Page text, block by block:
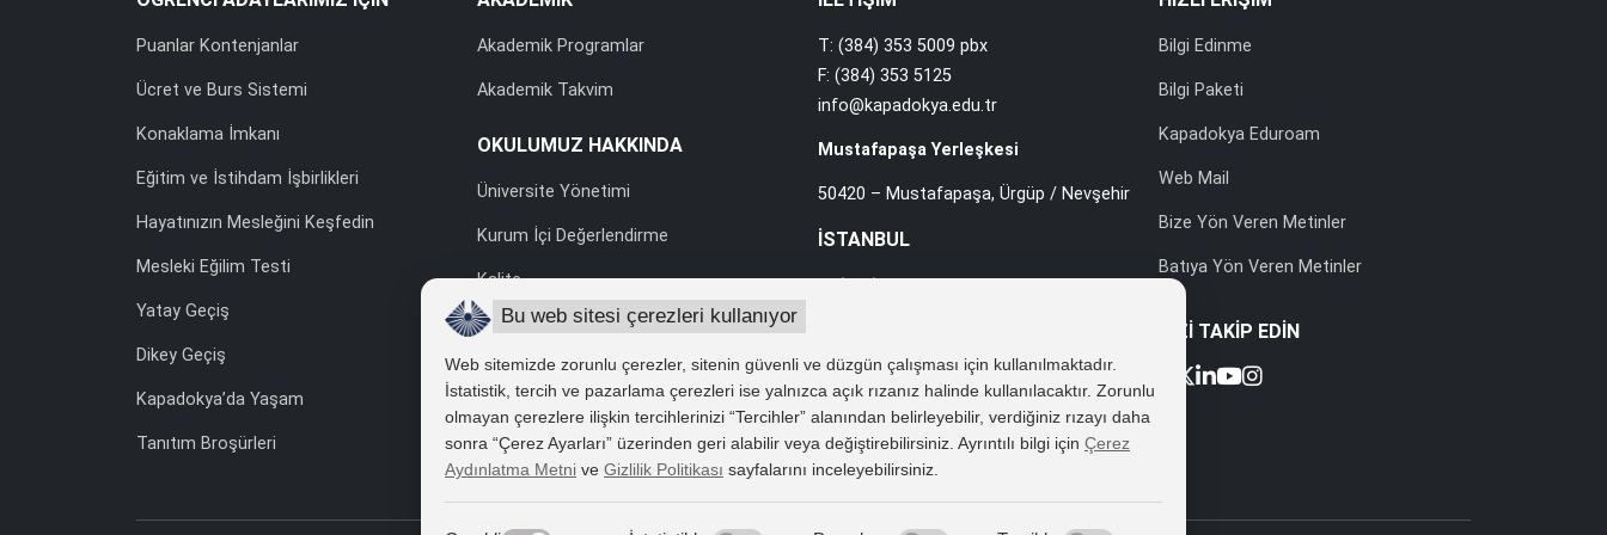
Puanlar Kontenjanlar
Ücret ve Burs Sistemi
Konaklama İmkanı
Eğitim ve İstihdam İşbirlikleri
Hayatınızın Mesleğini Keşfedin
Mesleki Eğilim Testi
Yatay Geçiş
Dikey Geçiş
Kapadokya’da Yaşam
Tanıtım Broşürleri
Akademik Programlar
Akademik Takvim
OKULUMUZ HAKKINDA
Üniversite Yönetimi
Kurum İçi Değerlendirme
Kalite
Uluslararası İlişkiler
Yönetmelik ve Yönergeler
Kişisel Verilerin Korunması
İhale ve Duyurular
T: (384) 353 5009 pbx
F: (384) 353 5125
info@kapadokya.edu.tr
Mustafapaşa Yerleşkesi
50420 – Mustafapaşa, Ürgüp / Nevşehir
İSTANBUL
Sabiha Gökçen Yerleşkesi
Ankara Caddesi Bol Ahenk Sokak No:2
34912 Pendik / İstanbul
Bilgi Edinme
Bilgi Paketi
Kapadokya Eduroam
Web Mail
Bize Yön Veren Metinler
Batıya Yön Veren Metinler
BİZİ TAKİP EDİN
Bu web sitesi çerezleri kullanıyor
Web sitemizde zorunlu çerezler, sitenin güvenli ve düzgün çalışması için kullanılmaktadır.
İstatistik, tercih ve pazarlama çerezleri ise yalnızca açık rızanız halinde kullanılacaktır. Zorunlu
olmayan çerezlere ilişkin tercihlerinizi “Tercihler” alanından belirleyebilir, verdiğiniz rızayı daha
sonra “Çerez Ayarları” üzerinden geri alabilir veya değiştirebilirsiniz. Ayrıntılı bilgi için Çerez
Aydınlatma Metni ve Gizlilik Politikası sayfalarını inceleyebilirsiniz.